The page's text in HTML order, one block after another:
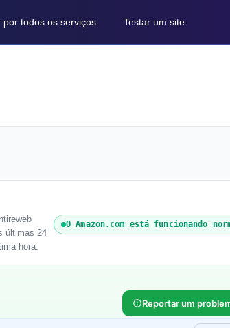
por todos os serviços Testar um site
últimas 24
hora.
O Amazon.com está funcionando
Reportar um